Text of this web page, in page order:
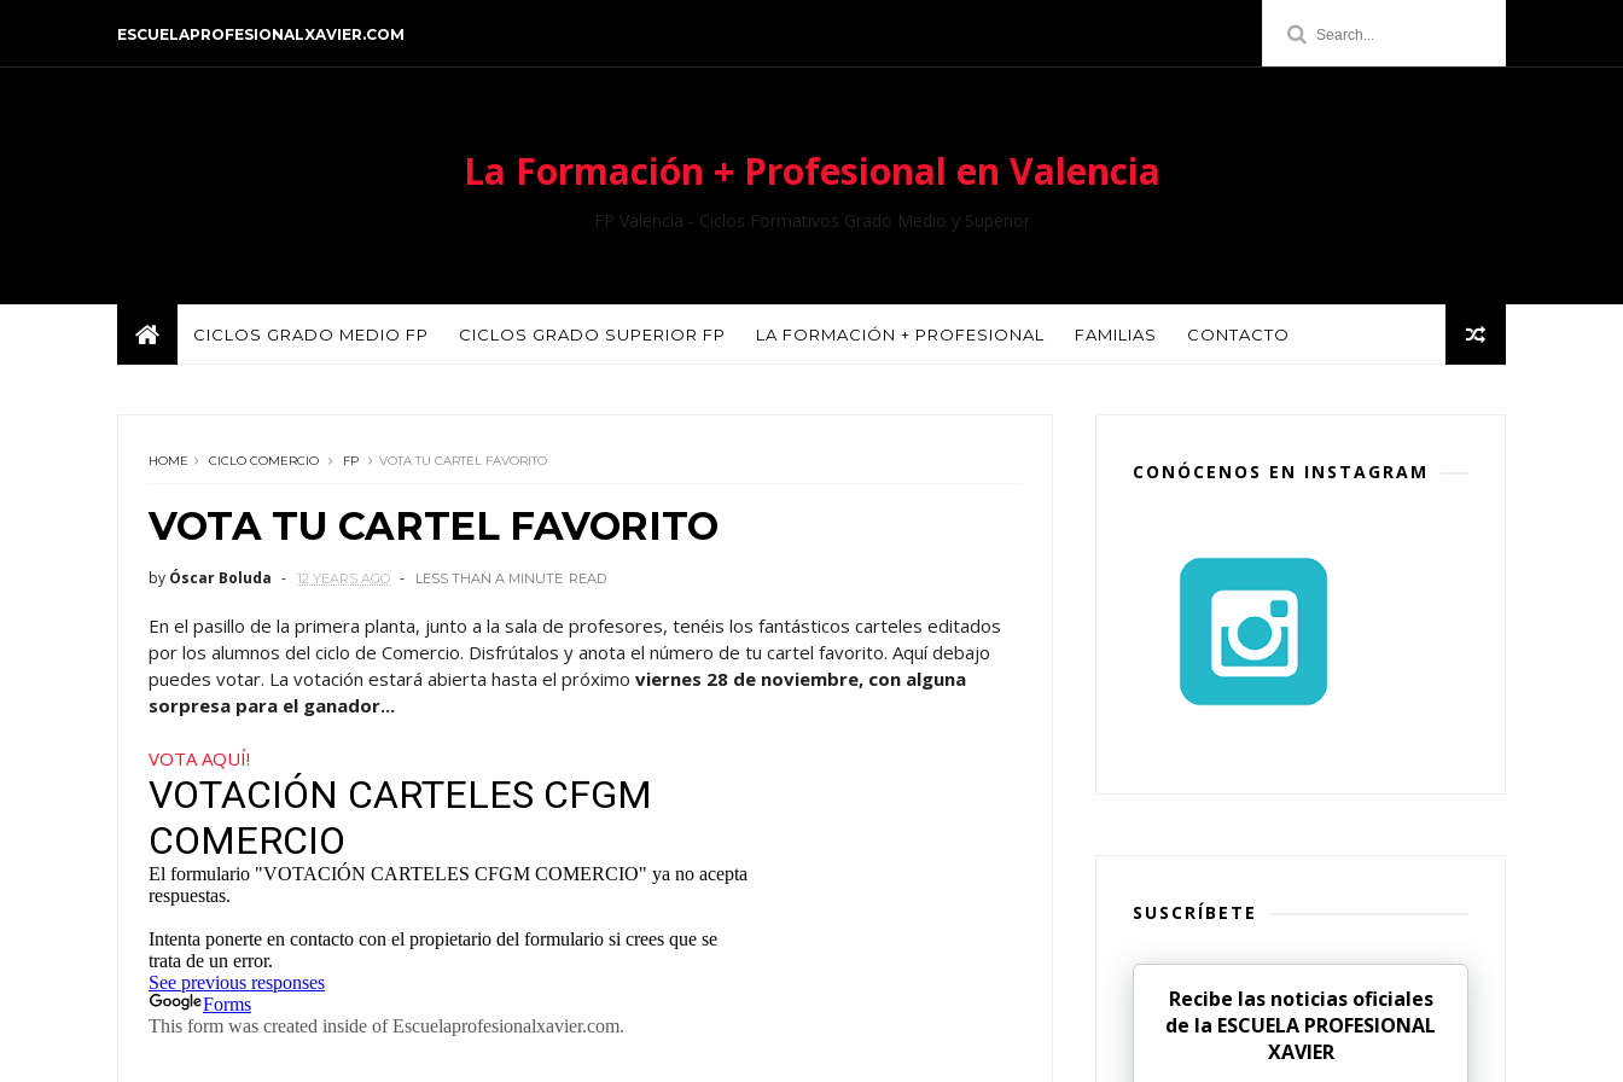
ESCUELAPROFESIONALXAVIER.COM
La Formación + Profesional en Valencia
FP Valencia - Ciclos Formativos Grado Medio y Superior
CICLOS GRADO MEDIO FP CICLOS GRADO SUPERIOR FP LA FORMACIÓN + PROFESIONAL FAMILIAS CONTACTO
HOME CICLO COMERCIO FP VOTA TU CARTEL FAVORITO
VOTA TU CARTEL FAVORITO
by Óscar Boluda 12 YEARS AGO LESS THAN A MINUTE READ
En el pasillo de la primera planta, junto a la sala de profesores, tenéis los fantásticos carteles editados
por los alumnos del ciclo de Comercio. Disfrútalos y anota el número de tu cartel favorito. Aquí debajo
puedes votar. La votación estará abierta hasta el próximo viernes 28 de noviembre, con alguna
sorpresa para el ganador...
VOTA AQUÍ!
CONÓCENOS EN INSTAGRAM
SUSCRÍBETE
Recibe las noticias oficiales
de la ESCUELA PROFESIONAL
XAVIER